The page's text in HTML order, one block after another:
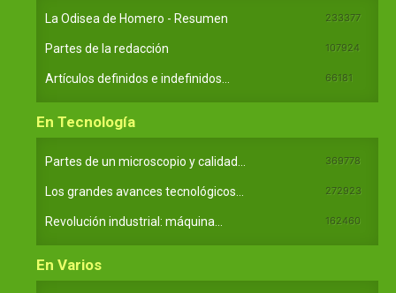
La Odisea de Homero - Resumen 233377
Partes de la redacción 107924
Artículos definidos e indefinidos... 66181
En Tecnología
Partes de un microscopio y calidad... 369778
Los grandes avances tecnológicos... 272923
Revolución industrial: máquina... 162460
En Varios